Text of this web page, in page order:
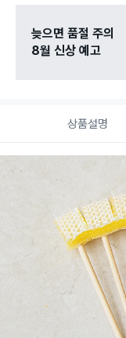
늦으면 품절 주의
8월 신상 예고
상품설명